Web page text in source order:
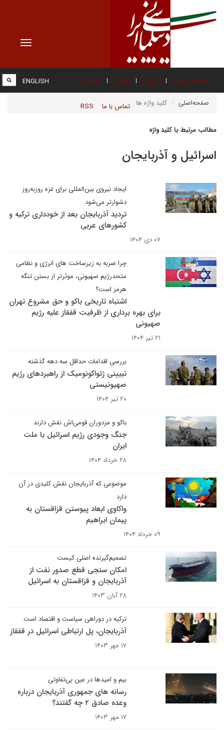
Toggle
صفحه نخست درباره ما عضویت پیوند ها
تماس با ما RSS
ENGLISH
صفحه‌اصلی کلید واژه ها
مطالب مرتبط با کلید واژه
اسرائیل و آذربایجان
ایجاد نیروی بین‌المللی برای غزه روزبه‌روز
دشوارتر می‌شود
تردید آذربایجان بعد از خودداری ترکیه و
کشورهای عربی
۰۷ دی ۱۴۰۴
چرا ضربه به زیرساخت های انرژی و نظامی
متحدرژیم صهیونی، موثرتر از بستن تنگه
هرمز است؟
اشتباه تاریخی باکو و حق مشروع تهران
برای بهره برداری از ظرفیت قفقاز علیه رژیم
صهیونی
۲۱ تیر ۱۴۰۴
بررسی اقدامات حداقل سه دهه گذشته
تبیینی ژئواکونومیک از راهبردهای رژیم
صهیونیستی
۲۰ تیر ۱۴۰۴
باکو و مزدوران قومی‌اش نقش دارند
جنگ وجودی رژیم اسرائیل با ملت
ایران
۲۸ خرداد ۱۴۰۴
موضوعی که آذربایجان نقش کلیدی در آن
دارد
واکاوی ابعاد پیوستن قزاقستان به
پیمان ابراهیم
۰۹ خرداد ۱۴۰۴
تصمیم‌گیرنده اصلی کیست
امکان سنجی قطع صدور نفت از
آذربایجان و قزاقستان به اسرائیل
۲۸ آبان ۱۴۰۳
ترکیه در دوراهی سیاست و اقتصاد است
آذربایجان، پل ارتباطی اسرائیل در قفقاز
۱۷ مهر ۱۴۰۳
بیم و امیدها در عین بی‌تفاوتی
رسانه های جمهوری آذربایجان درباره
وعده صادق ۲ چه گفتند؟
۱۷ مهر ۱۴۰۳